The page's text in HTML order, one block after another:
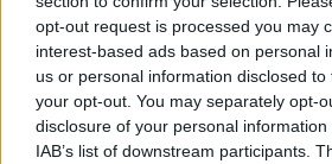
opt-out request is processed you may
interest-based ads based on personal
us or personal information disclosed
your opt-out. You may separately opt-
disclosure of your personal
IAB’s list of downstream participants.
Continue lendo